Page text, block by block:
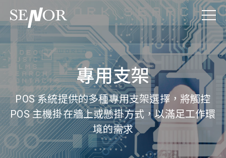
專用支架
POS 系統提供的多種專用支架選擇，將觸控
POS 主機掛在牆上或懸掛方式，以滿足工作環
境的需求